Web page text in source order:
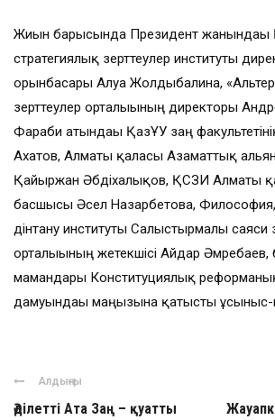
Жиын барысында Президент жанындағы
стратегиялық зерттеулер институты
орынбасары Алуа Жолдыбалина,
зерттеулер орталығының директоры
Фараби атындағы ҚазҰУ заң
Ахатов, Алматы қаласы Азаматтық
Қайыржан Әбдіхалықов, ҚСЗИ Алматы
басшысы Әсел Назарбетова, Философия,
дінтану институты Салыстырмалы саяси
орталығының жетекшісі Айдар
мамандары Конституциялық
дамуындағы маңызына қатысты ұсыныс-
Алдыңғы
Әділетті Ата Заң – қуатты